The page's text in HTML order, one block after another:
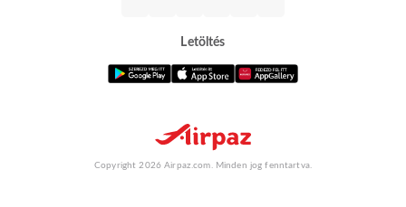
Letöltés
Copyright 2026 Airpaz.com. Minden jog fenntartva.